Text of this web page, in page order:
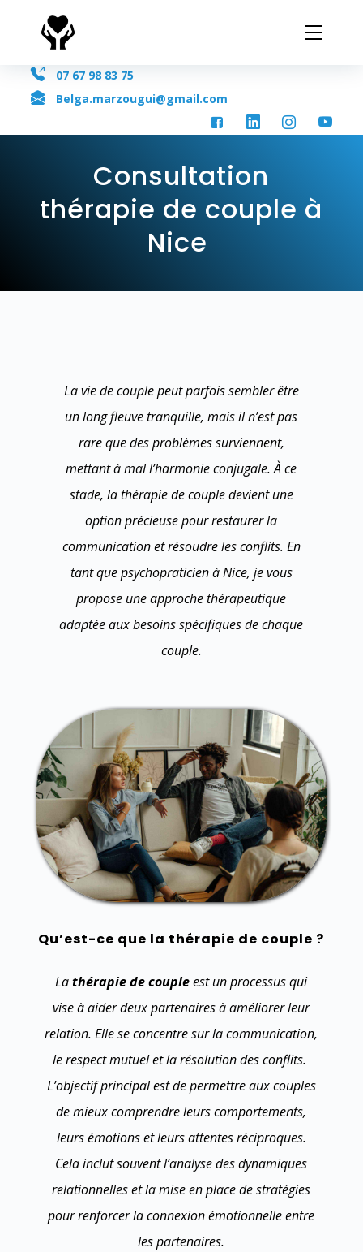
07 67 98 83 75
Belga.marzougui@gmail.com
Consultation
thérapie de couple à
Nice
La vie de couple peut parfois sembler être
un long fleuve tranquille, mais il n’est pas
rare que des problèmes surviennent,
mettant à mal l’harmonie conjugale. À ce
stade, la thérapie de couple devient une
option précieuse pour restaurer la
communication et résoudre les conflits. En
tant quepsychopraticien à Nice, je vous
propose une approche thérapeutique
adaptée aux besoins spécifiques de chaque
couple.
Qu’est-ce que la thérapie de couple ?
Lathérapie de coupleest un processus qui
vise à aider deux partenaires à améliorer leur
relation. Elle se concentre sur la communication,
le respect mutuel et la résolution des conflits.
L’objectif principal est de permettre aux couples
de mieux comprendre leurs comportements,
leurs émotions et leurs attentes réciproques.
Cela inclut souvent l’analyse des dynamiques
relationnelles et la mise en place de stratégies
pour renforcer la connexion émotionnelle entre
les partenaires.